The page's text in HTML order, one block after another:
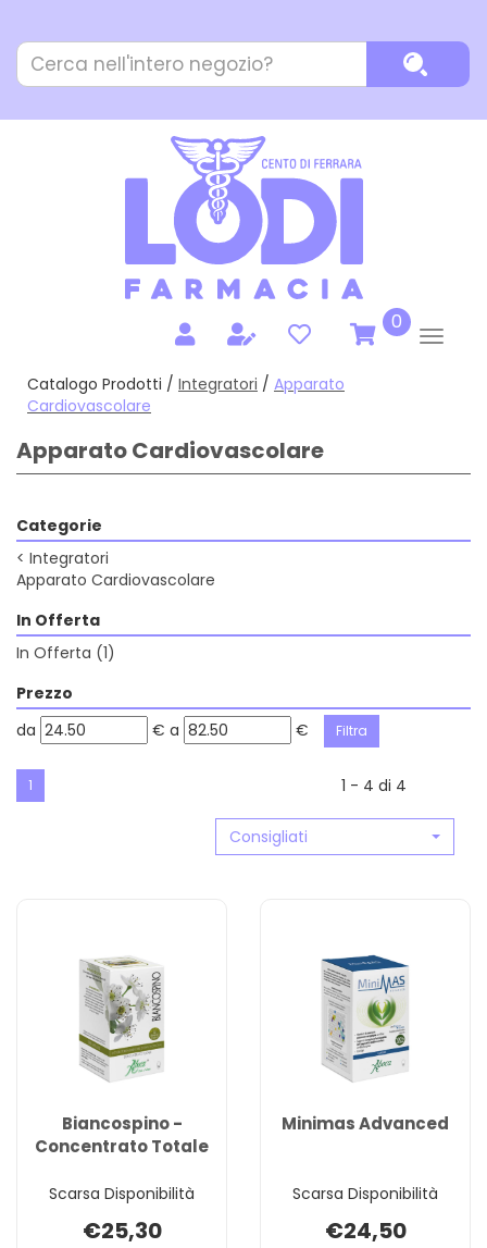
contenuto
principale
Cerca
Prodotto
0prodotti
inseriti
Catalogo Prodotti / Integratori / Apparato
Cardiovascolare
Apparato Cardiovascolare
Categorie
< Integratori
Apparato Cardiovascolare
In Offerta
In Offerta (1)
Prezzo
filtra
da € filtra
a €
1 1 - 4 di 4
Consigliati
Biancospino -
Concentrato Totale
Scarsa Disponibilità
€25,30
Minimas Advanced
Scarsa Disponibilità
€24,50